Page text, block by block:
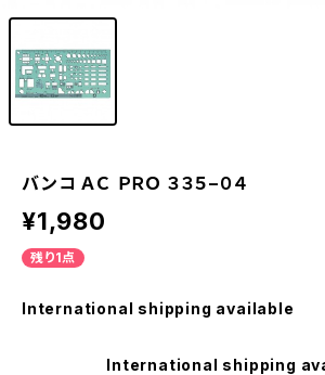
バンコ ＡＣ ＰＲＯ ３３５−０４
¥1,980
残り1点
International shipping available
International shipping